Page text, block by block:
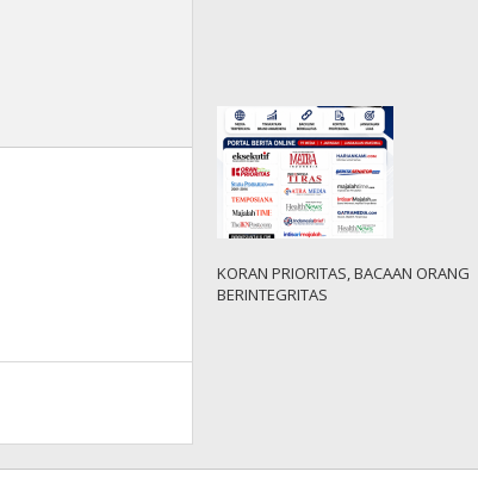
KORAN PRIORITAS, BACAAN ORANG
BERINTEGRITAS